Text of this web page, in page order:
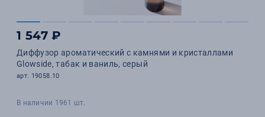
1 547 ₽
Диффузор ароматический с камнями и кристаллами
Glowside, табак и ваниль, серый
арт. 19058.10
В наличии 1961 шт.